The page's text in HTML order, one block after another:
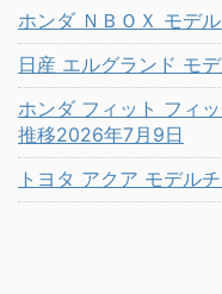
ホンダ ＮＢＯＸ モデ
日産 エルグランド モ
ホンダ フィット フィ
推移2026年7月9日
トヨタ アクア モデル